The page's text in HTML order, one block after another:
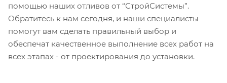
помощью наших отливов от “СтройСистемы”.
Обратитесь к нам сегодня, и наши специалисты
помогут вам сделать правильный выбор и
обеспечат качественное выполнение всех работ на
всех этапах - от проектирования до установки.